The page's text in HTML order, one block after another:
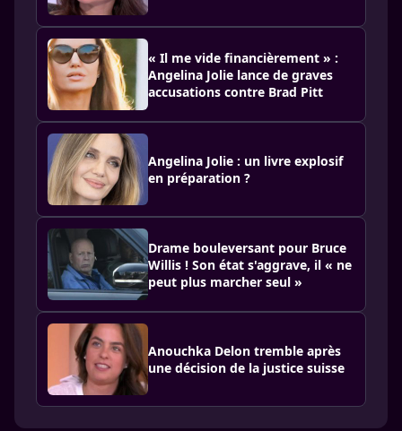
« Il me vide financièrement » :
Angelina Jolie lance de graves
accusations contre Brad Pitt
Angelina Jolie : un livre explosif
en préparation ?
Drame bouleversant pour Bruce
Willis ! Son état s'aggrave, il « ne
peut plus marcher seul »
Anouchka Delon tremble après
une décision de la justice suisse